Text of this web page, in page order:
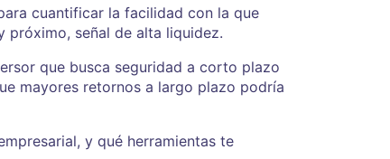
cuantificar la facilidad con la que
próximo, señal de alta liquidez.
que busca seguridad a corto plazo
mayores retornos a largo plazo podría
y qué herramientas te